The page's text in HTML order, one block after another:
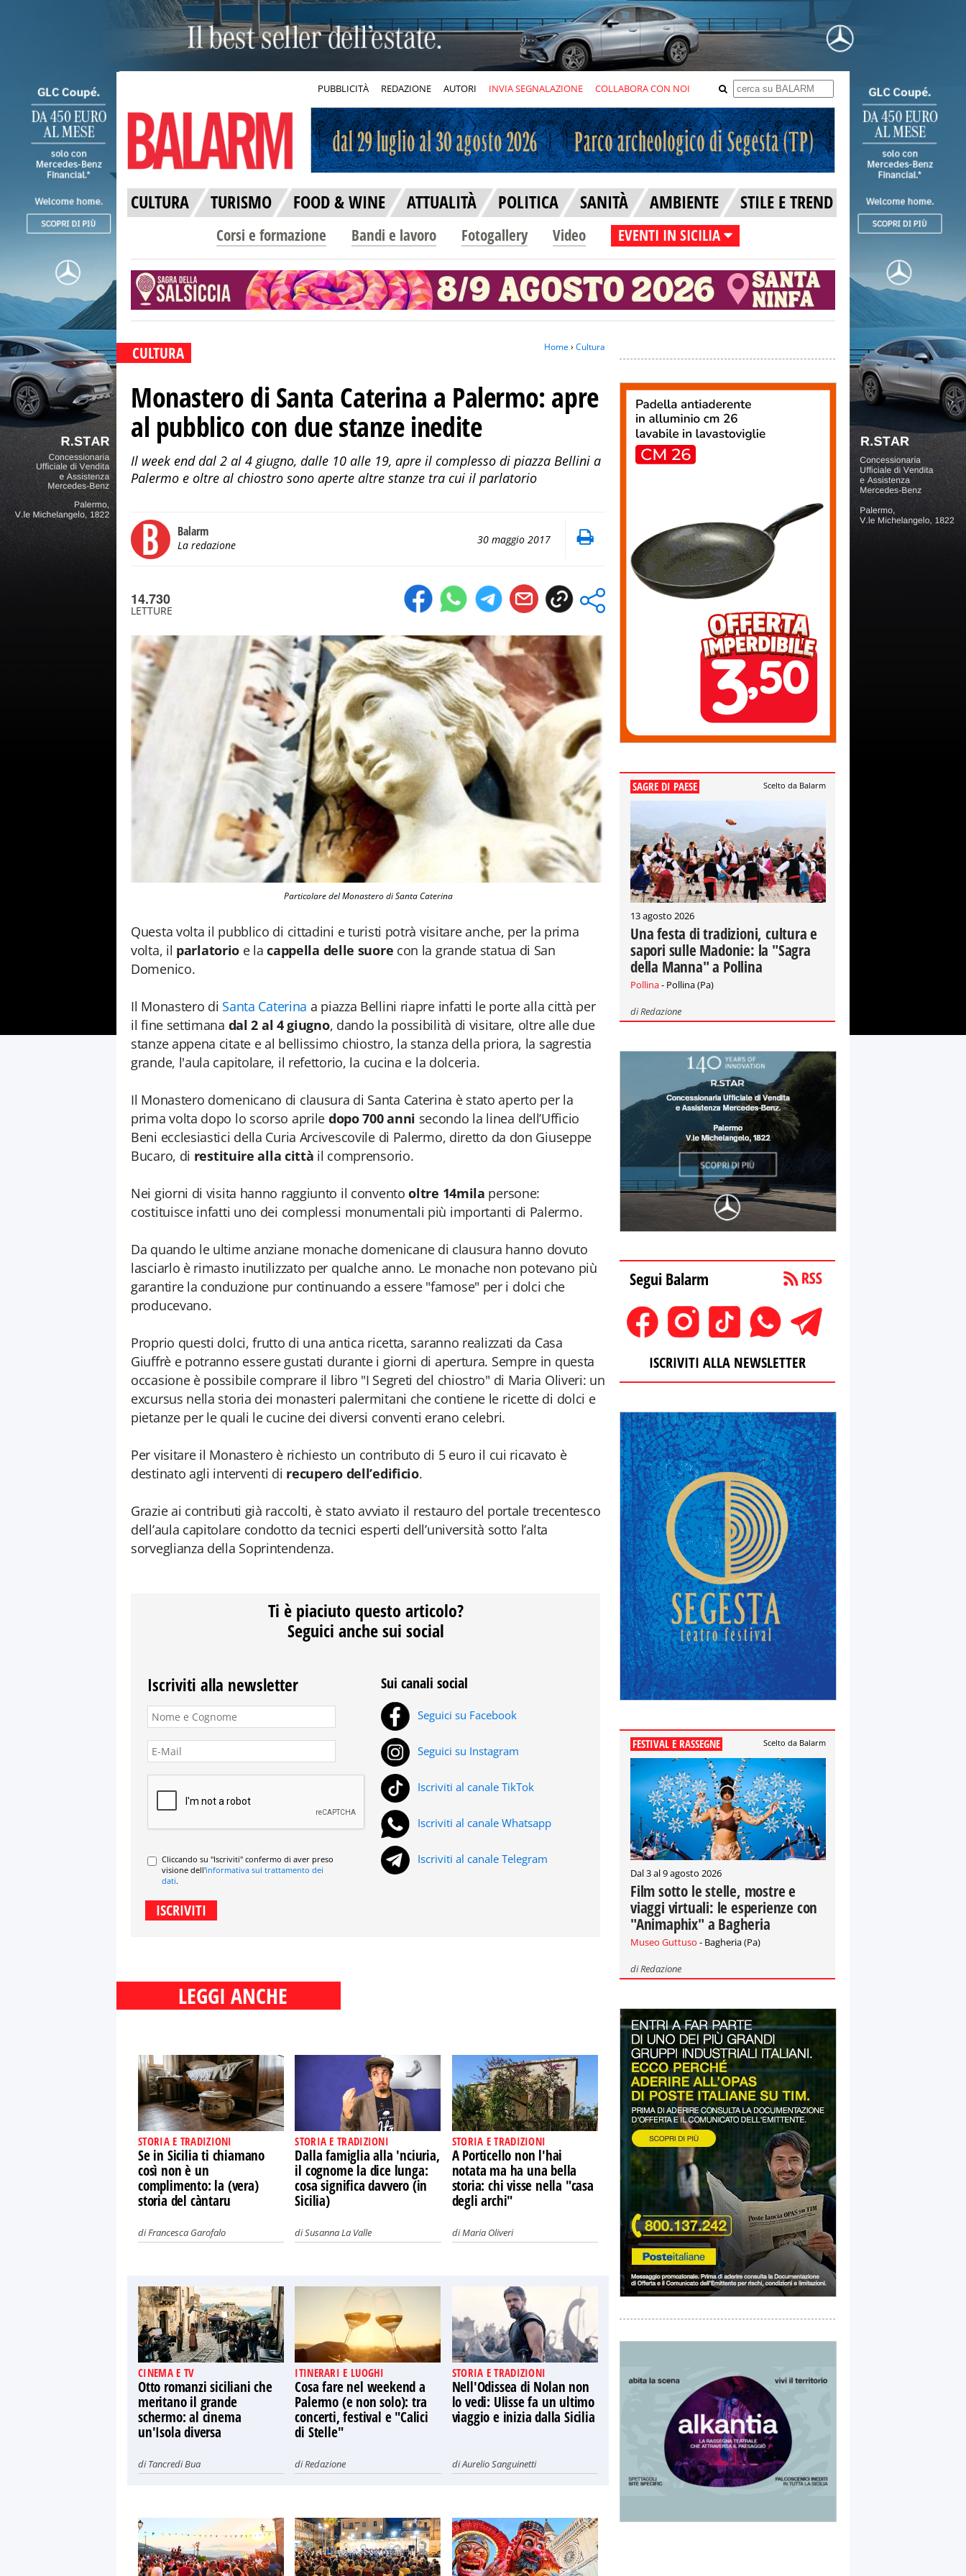
PUBBLICITÀ REDAZIONE AUTORI INVIA SEGNALAZIONE COLLABORA CON NOI
CULTURA TURISMO FOOD & WINE ATTUALITÀ POLITICA SANITÀ AMBIENTE STILE E TREND
Corsi e formazione Bandi e lavoro Fotogallery Video EVENTI IN SICILIA
CULTURA Home› Cultura
Monastero di Santa Caterina a Palermo: apre
al pubblico con due stanze inedite
Il week end dal 2 al 4 giugno, dalle 10 alle 19, apre il complesso di piazza Bellini a
Palermo e oltre al chiostro sono aperte altre stanze tra cui il parlatorio
Balarm
La redazione 30 maggio 2017
14.730
LETTURE
Particolare del Monastero di Santa Caterina
Questa volta il pubblico di cittadini e turisti potrà visitare anche, per la prima
volta, il parlatorio e lacappella delle suore con la grande statua di San
Domenico.
Il Monastero di Santa Caterina a piazza Bellini riapre infatti le porte alla città per
il fine settimana dal 2 al 4 giugno, dando la possibilità di visitare, oltre alle due
stanze appena citate e al bellissimo chiostro, la stanza della priora, la sagrestia
grande, l'aula capitolare, il refettorio, la cucina e la dolceria.
Il Monastero domenicano di clausura di Santa Caterina è stato aperto per la
prima volta dopo lo scorso aprile dopo 700 anni secondo la linea dell’Ufficio
Beni ecclesiastici della Curia Arcivescovile di Palermo, diretto da don Giuseppe
Bucaro, di restituire alla città il comprensorio.
Nei giorni di visita hanno raggiunto il conventooltre 14mila persone:
costituisce infatti uno dei complessi monumentali più importanti di Palermo.
Da quando le ultime anziane monache domenicane di clausura hanno dovuto
lasciarlo è rimasto inutilizzato per qualche anno. Le monache non potevano più
garantire la conduzione pur continuando a essere "famose" per i dolci che
producevano.
Proprio questi dolci, frutto di una antica ricetta, saranno realizzati da Casa
Giuffrè e potranno essere gustati durante i giorni di apertura. Sempre in questa
occasione è possibile comprare il libro "I Segreti del chiostro" di Maria Oliveri: un
excursus nella storia dei monasteri palermitani che contiene le ricette di dolci e
pietanze per le quali le cucine dei diversi conventi erano celebri.
Per visitare il Monastero è richiesto un contributo di 5 euro il cui ricavato è
destinato agli interventi di recupero dell’edificio.
Grazie ai contributi già raccolti, è stato avviato il restauro del portale trecentesco
dell’aula capitolare condotto da tecnici esperti dell’università sotto l’alta
sorveglianza della Soprintendenza.
Ti è piaciuto questo articolo?
Seguici anche sui social
Iscriviti alla newsletter
Cliccando su "Iscriviti" confermo di aver preso
visione dell'informativa sul trattamento dei
dati.
Sui canali social
Seguici su Facebook
Seguici su Instagram
Iscriviti al canale TikTok
Iscriviti al canale Whatsapp
Iscriviti al canale Telegram
LEGGI ANCHE
STORIA E TRADIZIONI
Se in Sicilia ti chiamano
così non è un
complimento: la (vera)
storia del càntaru
diFrancesca Garofalo
STORIA E TRADIZIONI
Dalla famiglia alla 'nciuria,
il cognome la dice lunga:
cosa significa davvero (in
Sicilia)
diSusanna La Valle
STORIA E TRADIZIONI
A Porticello non l'hai
notata ma ha una bella
storia: chi visse nella "casa
degli archi"
diMaria Oliveri
CINEMA E TV
Otto romanzi siciliani che
meritano il grande
schermo: al cinema
un'Isola diversa
diTancredi Bua
ITINERARI E LUOGHI
Cosa fare nel weekend a
Palermo (e non solo): tra
concerti, festival e "Calici
di Stelle"
diRedazione
STORIA E TRADIZIONI
Nell'Odissea di Nolan non
lo vedi: Ulisse fa un ultimo
viaggio e inizia dalla Sicilia
diAurelio Sanguinetti
SAGRE DI PAESE Scelto da Balarm
13 agosto 2026
Una festa di tradizioni, cultura e
sapori sulle Madonie: la "Sagra
della Manna" a Pollina
Pollina- Pollina (Pa)
diRedazione
Segui Balarm
ISCRIVITI ALLA NEWSLETTER
FESTIVAL E RASSEGNE Scelto da Balarm
Dal 3 al 9 agosto 2026
Film sotto le stelle, mostre e
viaggi virtuali: le esperienze con
"Animaphix" a Bagheria
Museo Guttuso - Bagheria (Pa)
diRedazione